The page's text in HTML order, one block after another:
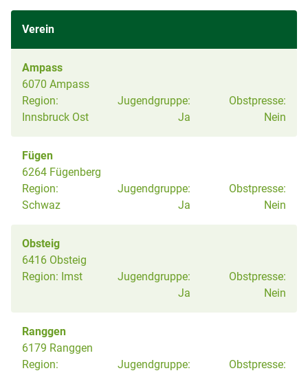
Verein
Ampass
6070 Ampass
Region:
Innsbruck Ost
Jugendgruppe:
Ja
Obstpresse:
Nein
Fügen
6264 Fügenberg
Region:
Schwaz
Jugendgruppe:
Ja
Obstpresse:
Nein
Obsteig
6416 Obsteig
Region: Imst
Jugendgruppe:
Ja
Obstpresse:
Nein
Ranggen
6179 Ranggen
Region:
Jugendgruppe:
Obstpresse: